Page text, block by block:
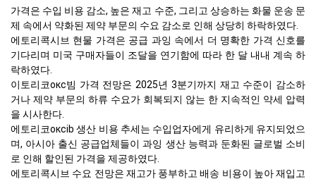
가격은 수입 비용 감소, 높은 재고 수준, 그리고 상승하는 화물 운송 문
제 속에서 약화된 제약 부문의 수요 감소로 인해 상당히 하락하였다.
에토리콕시브 현물 가격은 공급 과잉 속에서 더 명확한 가격 신호를
기다리며 미국 구매자들이 조달을 연기함에 따라 한 달 내내 계속 하
락하였다.
이토리코окс빔 가격 전망은 2025년 3분기까지 재고 수준이 감소하
거나 제약 부문의 하류 수요가 회복되지 않는 한 지속적인 약세 압력
을 시사한다.
에토리코оксib 생산 비용 추세는 수입업자에게 유리하게 유지되었으
며, 아시아 출신 공급업체들이 과잉 생산 능력과 둔화된 글로벌 소비
로 인해 할인된 가격을 제공하였다.
에토리콕시브 수요 전망은 재고가 풍부하고 배송 비용이 높아 재입고